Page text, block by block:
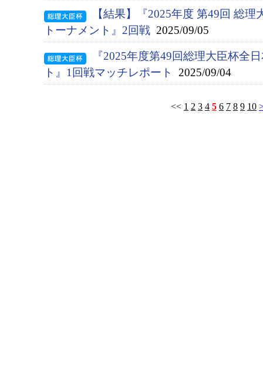
【結果】『2025年度 第49回 総
トーナメント』2回戦 2025/09/05
『2025年度第49回総理大臣杯全
ト』1回戦マッチレポート
2025/09/04
<< 1 2 3 4 5 6 7 8 9 10